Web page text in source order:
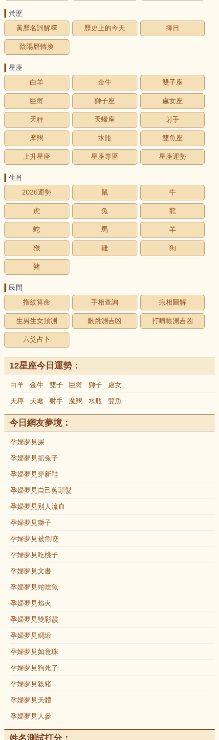
黃歷
黃歷名詞解釋
歷史上的今天 擇日
陰陽曆轉換
星座
白羊
金牛 雙子座
巨蟹 獅子座 處女座
天秤 天蠍座 射手
摩羯 水瓶 雙魚座
上升星座 星座專區 星座運勢
生肖
2026運勢
鼠 牛
虎 兔 龍
蛇 馬 羊
猴 雞 狗
豬
民間
指紋算命
手相查詢 痣相圖解
生男生女預測 眼跳測吉凶 打噴嚏測吉凶
六爻占卜
12星座今日運勢：
白羊 金牛 雙子 巨蟹 獅子 處女
天秤 天蠍 射手 魔羯 水瓶 雙魚
今日網友夢境：
孕婦夢見屎
孕婦夢見抓兔子
孕婦夢見穿新鞋
孕婦夢見自己剪頭髮
孕婦夢見別人流血
孕婦夢見獅子
孕婦夢見被魚咬
孕婦夢見吃桃子
孕婦夢見文書
孕婦夢見蛇吃魚
孕婦夢見焰火
孕婦夢見雙彩霞
孕婦夢見綢緞
孕婦夢見如意珠
孕婦夢見狗死了
孕婦夢見殺豬
孕婦夢見天體
孕婦夢見人參
姓名測試打分：